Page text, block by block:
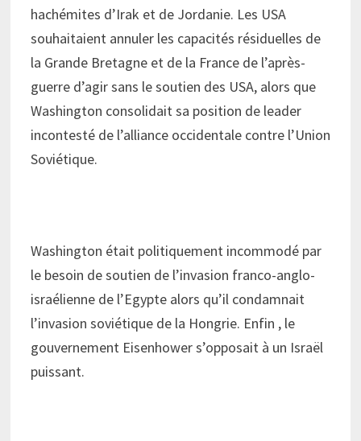
hachémites d’Irak et de Jordanie. Les USA
souhaitaient annuler les capacités résiduelles de
la Grande Bretagne et de la France de l’après-
guerre d’agir sans le soutien des USA, alors que
Washington consolidait sa position de leader
incontesté de l’alliance occidentale contre l’Union
Soviétique.
Washington était politiquement incommodé par
le besoin de soutien de l’invasion franco-anglo-
israélienne de l’Egypte alors qu’il condamnait
l’invasion soviétique de la Hongrie. Enfin , le
gouvernement Eisenhower s’opposait à un Israël
puissant.